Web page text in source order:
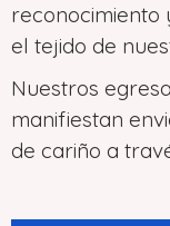
reconocimiento
el tejido de
Nuestros
manifiestan
de cariño a